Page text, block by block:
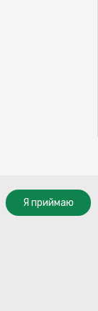
ремонту |
Я приймаю